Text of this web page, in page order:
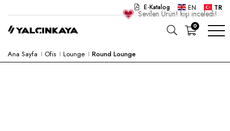
E-Katalog EN TR
OKUL
0
Ana Sayfa Ofis Lounge Round Lounge
Sevilen Ürün!kişi inceledi!